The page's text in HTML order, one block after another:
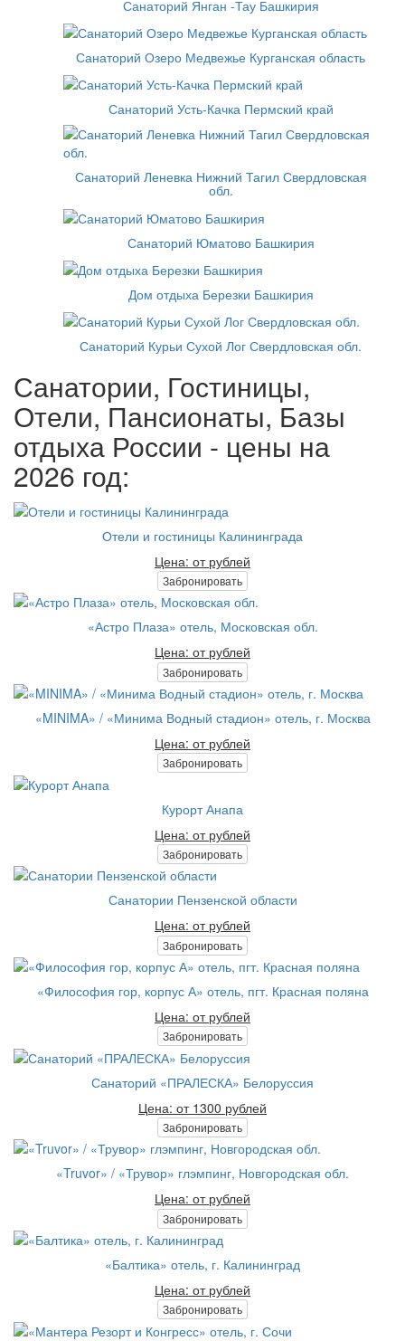
Санаторий Янган -Тау Башкирия
Санаторий Озеро Медвежье Курганская область
Санаторий Усть-Качка Пермский край
Санаторий Леневка Нижний Тагил Свердловская
обл.
Санаторий Юматово Башкирия
Дом отдыха Березки Башкирия
Санаторий Курьи Сухой Лог Свердловская обл.
Санатории, Гостиницы,
Отели, Пансионаты, Базы
отдыха России - цены на
2026 год:
Отели и гостиницы Калининграда
Цена: от рублей
Забронировать
«Астро Плаза» отель, Московская обл.
Цена: от рублей
Забронировать
«MINIMA» / «Минима Водный стадион» отель, г. Москва
Цена: от рублей
Забронировать
Курорт Анапа
Цена: от рублей
Забронировать
Санатории Пензенской области
Цена: от рублей
Забронировать
«Философия гор, корпус А» отель, пгт. Красная поляна
Цена: от рублей
Забронировать
Санаторий «ПРАЛЕСКА» Белоруссия
Цена: от 1300 рублей
Забронировать
«Truvor» / «Трувор» глэмпинг, Новгородская обл.
Цена: от рублей
Забронировать
«Балтика» отель, г. Калининград
Цена: от рублей
Забронировать